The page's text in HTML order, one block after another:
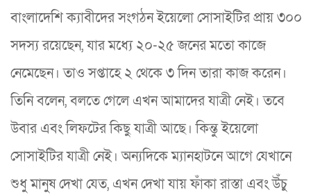
বাংলাদেশি ক্যাবীদের সংগঠন ইয়েলো সোসাইটির প্রায় ৩০০
সদস্য রয়েছেন, যার মধ্যে ২০-২৫ জনের মতো কাজে
নেমেছেন। তাও সপ্তাহে ২ থেকে ৩ দিন তারা কাজ করেন।
তিনি বলেন, বলতে গেলে এখন আমাদের যাত্রী নেই। তবে
উবার এবং লিফটের কিছু যাত্রী আছে। কিন্তু ইয়েলো
সোসাইটির যাত্রী নেই। অন্যদিকে ম্যানহাটনে আগে যেখানে
শুধু মানুষ দেখা যেত, এখন দেখা যায় ফাঁকা রাস্তা এবং উঁচু